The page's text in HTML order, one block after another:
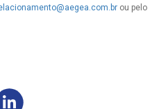
ou pelo